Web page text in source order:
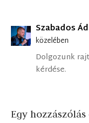
Szabados
közelében
Dolgozunk
kérdése.
Egy